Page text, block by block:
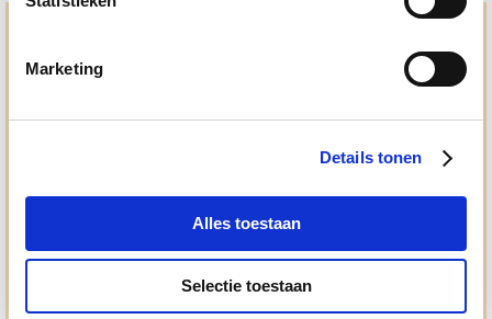
Marketing
Details tonen
Alles toestaan
Selectie toestaan
Jouw paard gezond houden en krijgen. Dat is waar we het
gedreven door onze visie: het leveren van producten van
"ouderwetse" service. Wij helpen je graag, doen wat wij
dat checken we ook.
Ma. t/m vrij 8:30 - 17:30 uur